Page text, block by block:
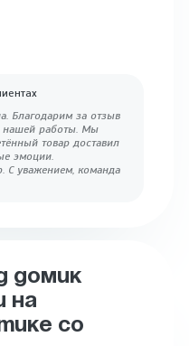
Благодарим за отзыв
нашей работы. Мы
товар доставил
эмоции.
С уважением, команда
ДОМИК
НА
СО